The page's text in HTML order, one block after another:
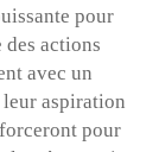
pour
des actions
avec un
aspiration
pour